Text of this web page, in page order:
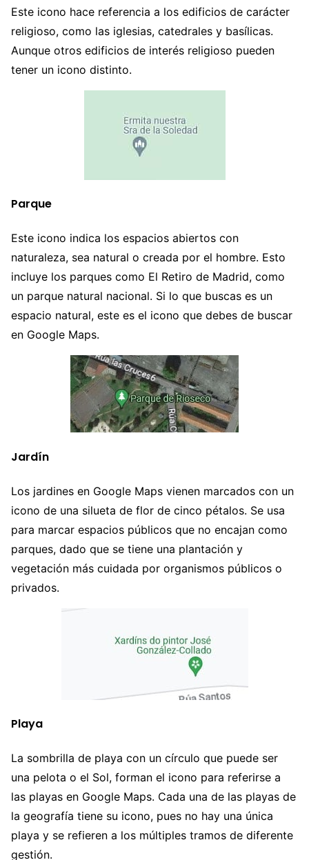
Este icono hace referencia a los edificios de carácter
religioso, como las iglesias, catedrales y basílicas.
Aunque otros edificios de interés religioso pueden
tener un icono distinto.
Parque
Este icono indica los espacios abiertos con
naturaleza, sea natural o creada por el hombre. Esto
incluye los parques como El Retiro de Madrid, como
un parque natural nacional. Si lo que buscas es un
espacio natural, este es el icono que debes de buscar
en Google Maps.
Jardín
Los jardines en Google Maps vienen marcados con un
icono de una silueta de flor de cinco pétalos. Se usa
para marcar espacios públicos que no encajan como
parques, dado que se tiene una plantación y
vegetación más cuidada por organismos públicos o
privados.
Playa
La sombrilla de playa con un círculo que puede ser
una pelota o el Sol, forman el icono para referirse a
las playas en Google Maps. Cada una de las playas de
la geografía tiene su icono, pues no hay una única
playa y se refieren a los múltiples tramos de diferente
gestión.